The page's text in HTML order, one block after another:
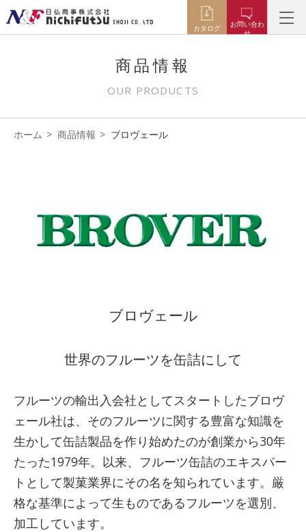
カタログ
お問い合わ
せ
商品情報
OUR PRODUCTS
ホーム 商品情報 ブロヴェール
ブロヴェール
世界のフルーツを缶詰にして
フルーツの輸出入会社としてスタートしたブロヴ
ェール社は、そのフルーツに関する豊富な知識を
生かして缶詰製品を作り始めたのが創業から30年
たった1979年。以来、フルーツ缶詰のエキスパー
トとして製菓業界にその名を知られています。厳
格な基準によって生ものであるフルーツを選別、
加工しています。